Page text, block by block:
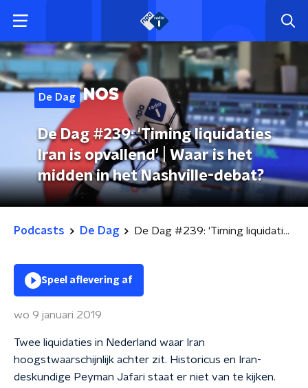
De Dag
De Dag #239: 'Timing liquidaties
Iran is opvallend' | Waar is het
midden in het Nashville-debat?
Podcasts De Dag De Dag #239: 'Timing liquidaties Iran is opvallend' | Waar is het midden in het Nashville-debat?
Speel aflevering af
wo 9 januari 2019
Twee liquidaties in Nederland waar Iran
hoogstwaarschijnlijk achter zit. Historicus en Iran-
deskundige Peyman Jafari staat er niet van te kijken.